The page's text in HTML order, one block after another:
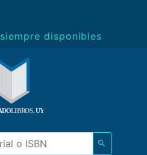
siempre disponibles